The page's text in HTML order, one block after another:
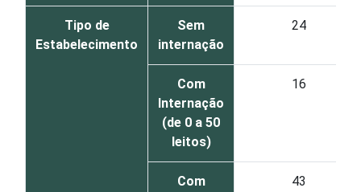
Tipo de
Estabelecimento
Sem
internação
24
Com
Internação
(de 0 a 50
leitos)
16
Com
43